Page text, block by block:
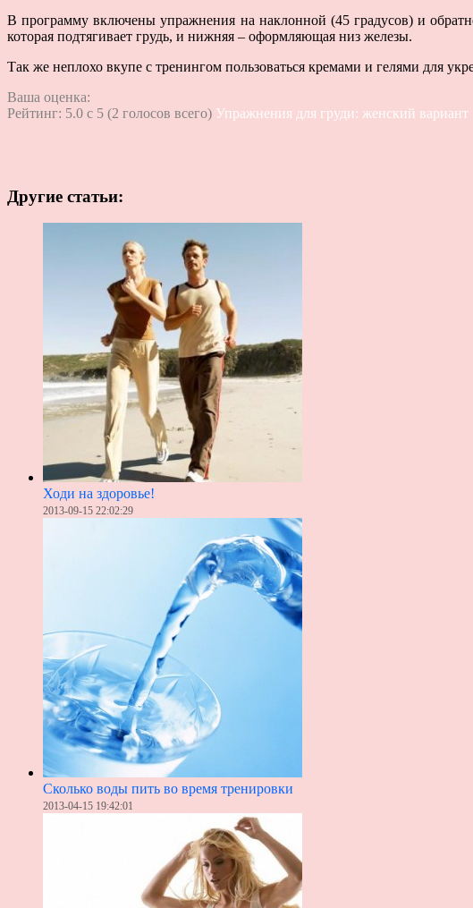
В программу включены упражнения на наклонной (45 градусов) и
которая подтягивает грудь, и нижняя – оформляющая низ железы.
Так же неплохо вкупе с тренингом пользоваться кремами и гелями для
Ваша оценка:
Рейтинг: 5.0 c 5 (2 голосов всего) Упражнения для груди: женский вариант
Другие статьи:
Ходи на здоровье!
2013-09-15 22:02:29
Сколько воды пить во время тренировки
2013-04-15 19:42:01